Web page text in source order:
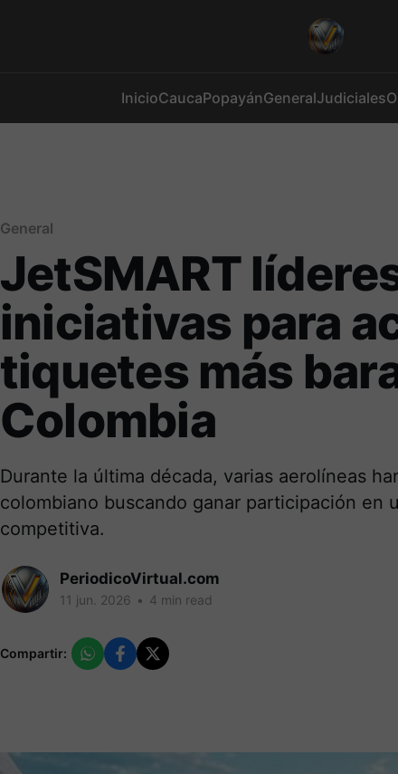
InicioCaucaPopayánGeneralJudiciales
General
JetSMART
iniciativas para
tiquetes más
Colombia
Durante la última década, varias aerolíneas
colombiano buscando ganar participación en
competitiva.
PeriodicoVirtual.com
11 jun. 2026 • 4 min read
Compartir: